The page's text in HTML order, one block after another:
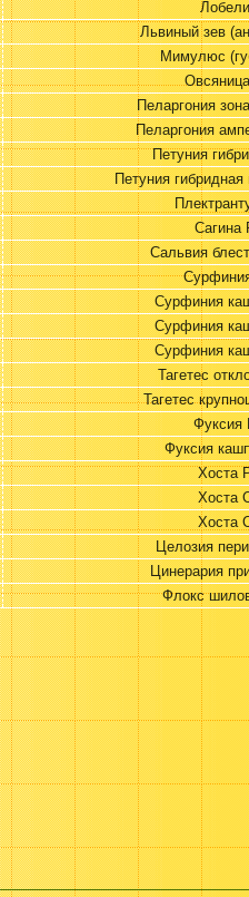
Львиный зев
Мимулюс
Пеларгония
Пеларгония
Петуния
Петуния
Сагина
Сальвия
Сурфиния
Сурфиния
Сурфиния
Тагетес
Тагетес
Фуксия
Фуксия
Хоста
Хоста
Хоста
Целозия
Цинерария
Флокс